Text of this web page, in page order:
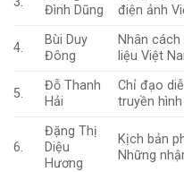
Đình Dũng
điện ảnh
4.
Bùi Duy
Đông
Nhân
liệu Việt
5.
Đỗ Thanh
Hải
Chỉ đạo
truyền
6.
Đặng Thị
Diệu
Hương
Kịch bản
Những